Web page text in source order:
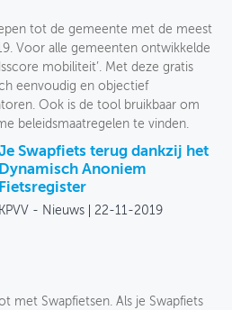
tot de gemeente met de meest
Voor alle gemeenten ontwikkelde
mobiliteit’. Met deze gratis
eenvoudig en objectief
Ook is de tool bruikbaar om
beleidsmaatregelen te vinden.
Swapfiets terug dankzij het
Dynamisch Anoniem
Fietsregister
KPVV - Nieuws 22-11-2019
met Swapfietsen. Als je Swapfiets